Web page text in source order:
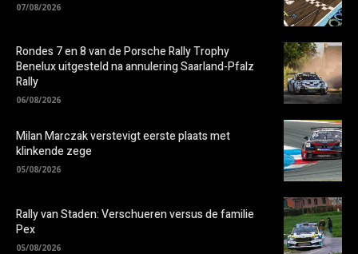
07/08/2026
Rondes 7 en 8 van de Porsche Rally Trophy
Benelux uitgesteld na annulering Saarland-Pfalz
Rally
06/08/2026
Milan Marczak verstevigt eerste plaats met
klinkende zege
05/08/2026
Rally van Staden: Verschueren versus de familie
Pex
05/08/2026